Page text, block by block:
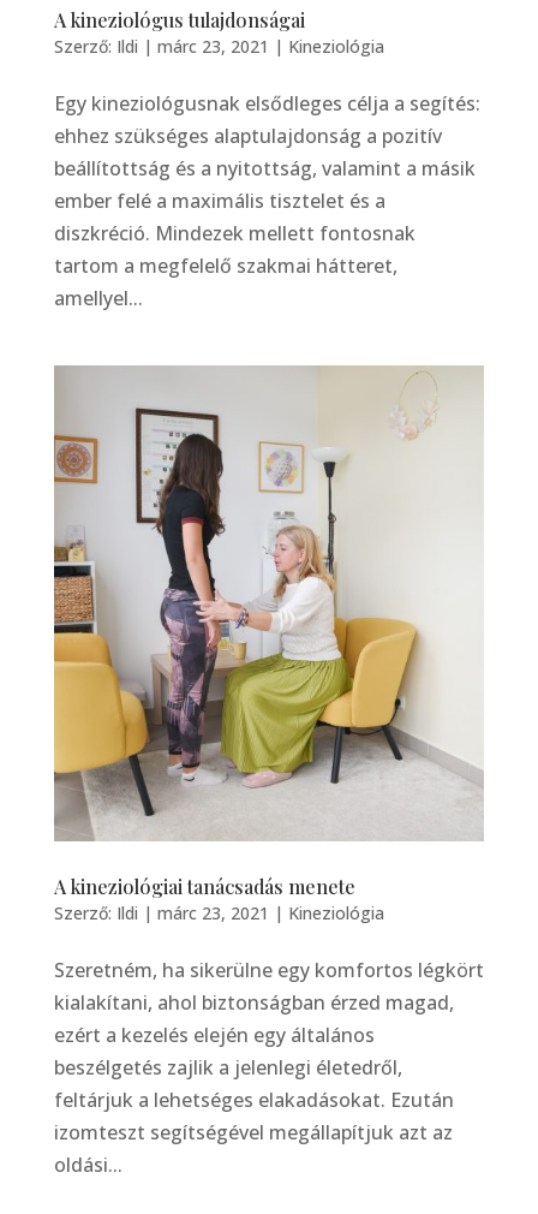
A kineziológus tulajdonságai
Szerző: Ildi | márc 23, 2021 | Kineziológia
Egy kineziológusnak elsődleges célja a segítés:
ehhez szükséges alaptulajdonság a pozitív
beállítottság és a nyitottság, valamint a másik
ember felé a maximális tisztelet és a
diszkréció. Mindezek mellett fontosnak
tartom a megfelelő szakmai hátteret,
amellyel...
A kineziológiai tanácsadás menete
Szerző: Ildi | márc 23, 2021 | Kineziológia
Szeretném, ha sikerülne egy komfortos légkört
kialakítani, ahol biztonságban érzed magad,
ezért a kezelés elején egy általános
beszélgetés zajlik a jelenlegi életedről,
feltárjuk a lehetséges elakadásokat. Ezután
izomteszt segítségével megállapítjuk azt az
oldási...